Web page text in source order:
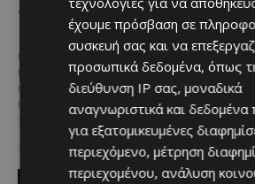
ημερομηνία της μεγάλης
μουσικής γιορτής
Οι φίλοι της μουσικής και των
υπαίθριων εκδηλώσεων μπορούν
ήδη να σημειώσουν την
ημερομηνία στο ημερολόγιό
τους, καθώς...
«Σε μια
τον
ακόμη
έχουμε πρόσβαση σε
συσκευή σας και να
προσωπικά δεδομένα, όπως
διεύθυνση IP σας, μοναδικά
αναγνωριστικά και δεδομένα
για εξατομικευμένες
περιεχόμενο, μέτρηση
περιεχομένου, ανάλυση